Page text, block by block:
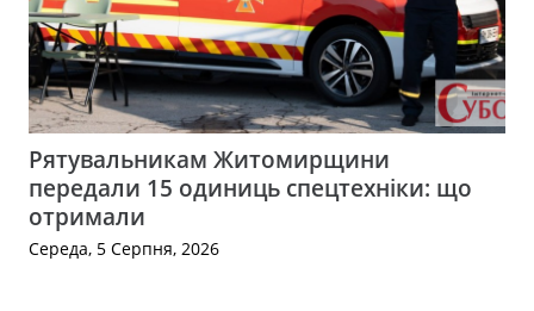
Рятувальникам Житомирщини
передали 15 одиниць спецтехніки: що
отримали
Середа, 5 Серпня, 2026